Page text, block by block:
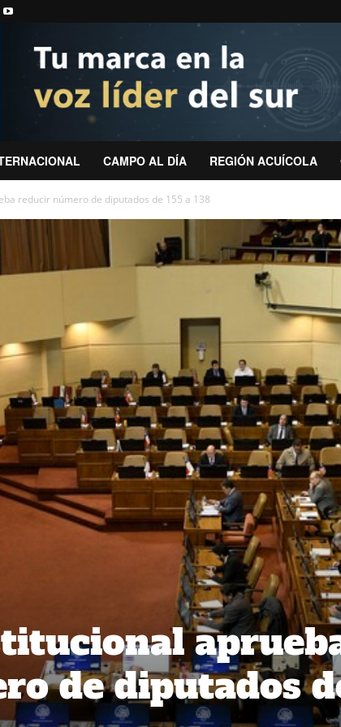
CAMPO AL DÍA REGIÓN ACUÍCOLA
reducir número de diputados de 155 a 138
de diputados